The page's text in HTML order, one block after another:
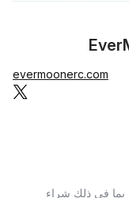
evermoonerc.com
بما في ذلك شراء